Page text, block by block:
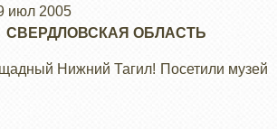
июл 2005
СВЕРДЛОВСКАЯ ОБЛАСТЬ
Нижний Тагил! Посетили музей